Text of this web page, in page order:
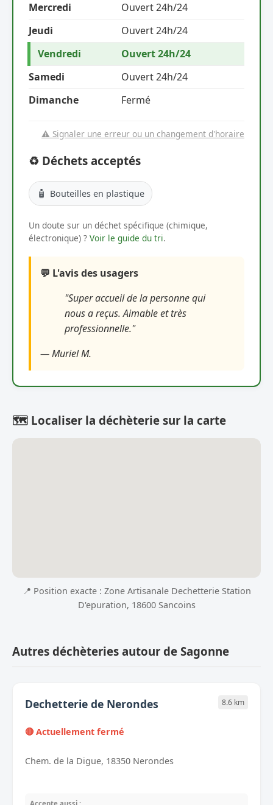
Mercredi
Ouvert 24h/24
Jeudi
Ouvert 24h/24
Vendredi
Ouvert 24h/24
Samedi
Ouvert 24h/24
Dimanche
Fermé
⚠️ Signaler une erreur ou un changement d'horaire
♻️ Déchets acceptés
🧴 Bouteilles en plastique
Un doute sur un déchet spécifique (chimique,
électronique) ? Voir le guide du tri.
💬 L'avis des usagers
"Super accueil de la personne qui
nous a reçus. Aimable et très
professionnelle."
— Muriel M.
🗺️ Localiser la déchèterie sur la carte
📍 Position exacte : Zone Artisanale Dechetterie Station
D'epuration, 18600 Sancoins
Autres déchèteries autour de Sagonne
Dechetterie de Nerondes 8.6 km
🔴 Actuellement fermé
Chem. de la Digue, 18350 Nerondes